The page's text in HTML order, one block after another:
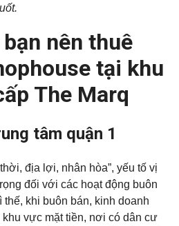
nên thuê
tại khu
The Marq
tâm quận 1
địa lợi, nhân hòa”, yếu tố vị
đối với các hoạt động buôn
thế, khi buôn bán, kinh doanh
vực mặt tiền, nơi có dân cư